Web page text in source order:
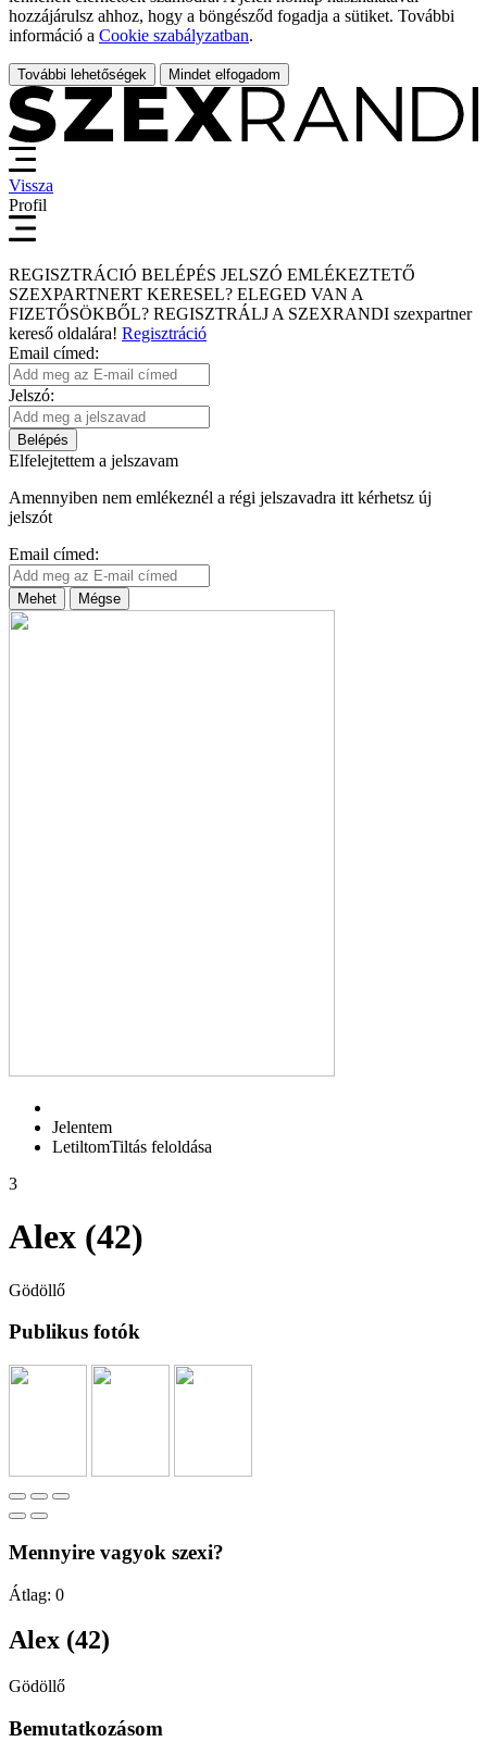
hozzájárulsz ahhoz, hogy a böngésződ fogadja a sütiket. További
információ a Cookie szabályzatban.
További lehetőségek Mindet elfogadom
Vissza
Profil
REGISZTRÁCIÓ BELÉPÉS JELSZÓ EMLÉKEZTETŐ
SZEXPARTNERT KERESEL? ELEGED VAN A
FIZETŐSÖKBŐL? REGISZTRÁLJ A SZEXRANDI szexpartner
kereső oldalára! Regisztráció
Email címed:
Jelszó:
Belépés
Elfelejtettem a jelszavam
Amennyiben nem emlékeznél a régi jelszavadra itt kérhetsz új
jelszót
Email címed:
Mehet Mégse
Jelentem
LetiltomTiltás feloldása
3
Alex (42)
Gödöllő
Publikus fotók
Mennyire vagyok szexi?
Átlag: 0
Alex (42)
Gödöllő
Bemutatkozásom